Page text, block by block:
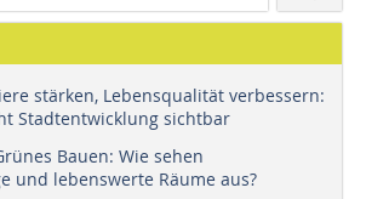
stärken, Lebensqualität verbessern:
Stadtentwicklung sichtbar
Bauen: Wie sehen
und lebenswerte Räume aus?